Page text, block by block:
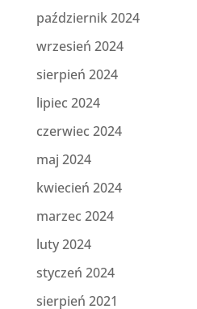
październik 2024
wrzesień 2024
sierpień 2024
lipiec 2024
czerwiec 2024
maj 2024
kwiecień 2024
marzec 2024
luty 2024
styczeń 2024
sierpień 2021